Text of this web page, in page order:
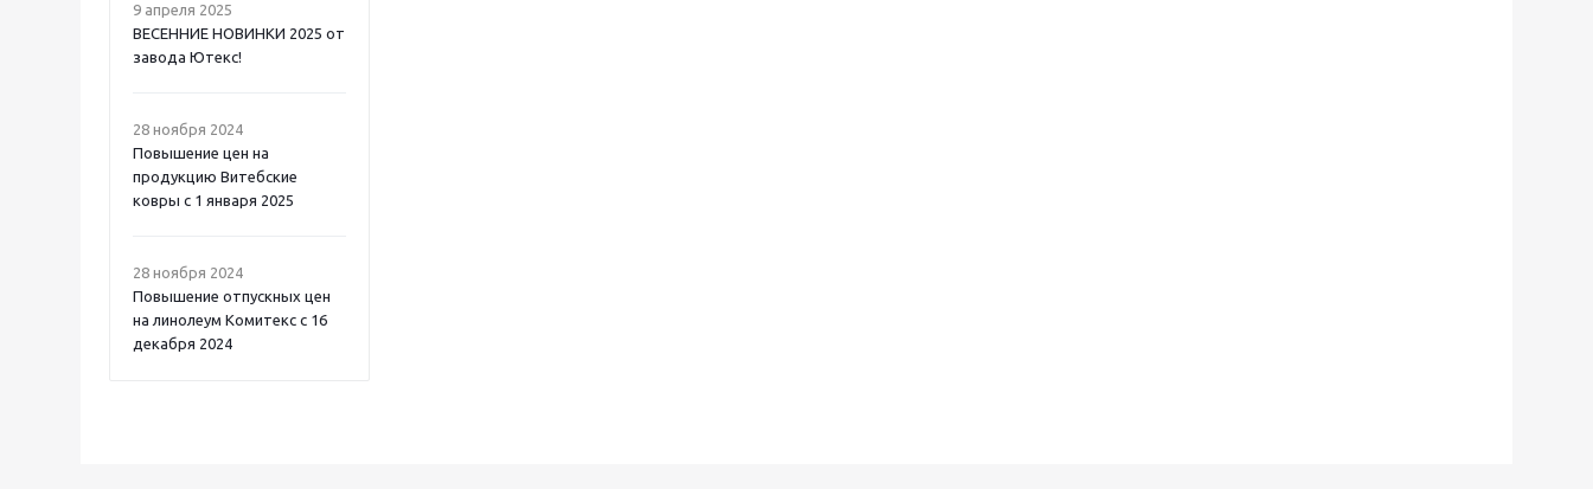
9 апреля 2025
ВЕСЕННИЕ НОВИНКИ 2025 от
завода Ютекс!
28 ноября 2024
Повышение цен на
продукцию Витебские
ковры с 1 января 2025
28 ноября 2024
Повышение отпускных цен
на линолеум Комитекс с 16
декабря 2024